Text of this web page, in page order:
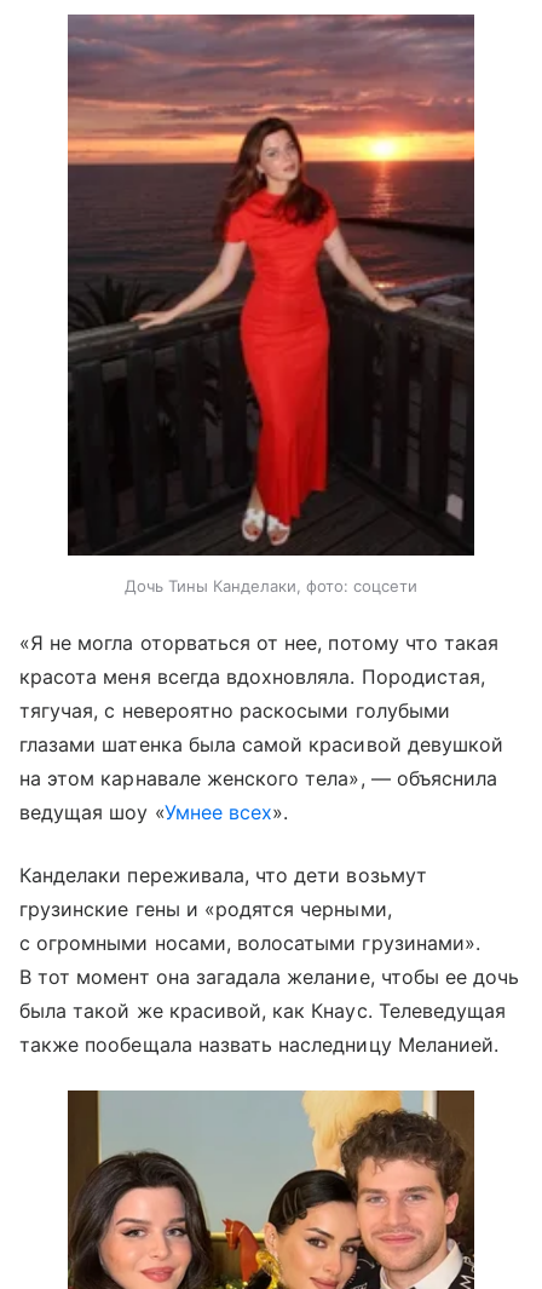
Дочь Тины Канделаки, фото: соцсети
«Я не могла оторваться от нее, потому что такая
красота меня всегда вдохновляла. Породистая,
тягучая, с невероятно раскосыми голубыми
глазами шатенка была самой красивой девушкой
на этом карнавале женского тела», — объяснила
ведущая шоу «Умнее всех».
Канделаки переживала, что дети возьмут
грузинские гены и «родятся черными,
с огромными носами, волосатыми грузинами».
В тот момент она загадала желание, чтобы ее дочь
была такой же красивой, как Кнаус. Телеведущая
также пообещала назвать наследницу Меланией.